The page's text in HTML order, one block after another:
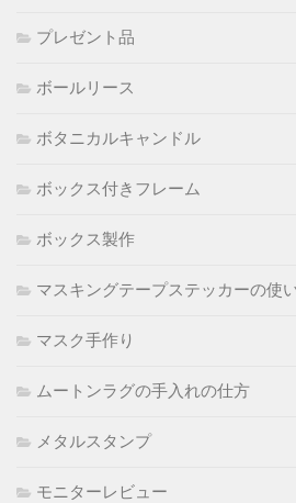
プレゼント品
ボールリース
ボタニカルキャンドル
ボックス付きフレーム
ボックス製作
マスキングテープステッカーの使
マスク手作り
ムートンラグの手入れの仕方
メタルスタンプ
モニターレビュー